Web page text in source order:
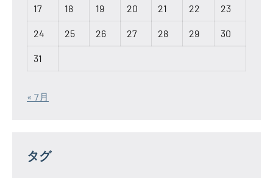
17 18 19 20 21 22 23
24 25 26 27 28 29 30
31
« 7月
タグ